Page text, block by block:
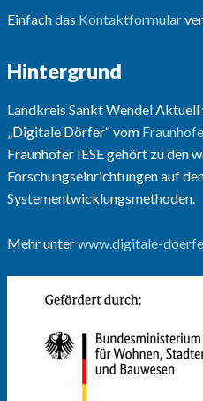
Einfach das Kontaktformular
Hintergrund
Landkreis Sankt Wendel
„Digitale Dörfer“ vom
Fraunhofer IESE gehört zu den
Forschungseinrichtungen auf
Systementwicklungsmethoden.
Mehr unterwww.digitale-